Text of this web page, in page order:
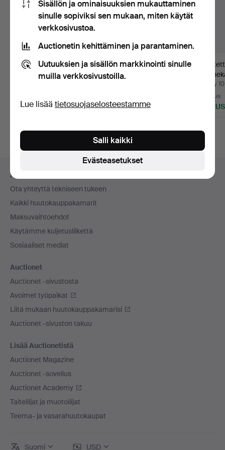
Art Deco -
konsolikalusteet, jotka
925 USD
1700-luvun
katalonialaiset
922 USD
esine
Myyty
Tarjous
404
Alatunnistenavigaatio
Apua ja yhteystiedot
Ota yhteyttä tekniseen tukeen
Kaikki huutokauppakamarit
Maksuvaihtoehdot
Käytämme kuljetusliikettä
Sosiaaliset mediat
Auctionet
Auctionet -sivustosta
Avoimet työpaikat
Liitä mukaan huutokauppakamarisi
Auctionet -sivuston takuu
Lisää Auctionetistä
Auctionet Magazine
Auctionet -sovellus
Auctionet Academy
Taiteilijat ja muotoilijat
Teema- ja vasarahuutokaupat
Suomi USD
Sisällön ja ominaisuuksien mukauttaminen
sinulle sopiviksi sen mukaan, miten käytät
verkkosivustoa.
Auctionetin kehittäminen ja parantaminen.
Uutuuksien ja sisällön markkinointi sinulle
muilla verkkosivustoilla.
Lue lisää tietosuojaselosteestamme
Evästeasetukset
Salli kaikki